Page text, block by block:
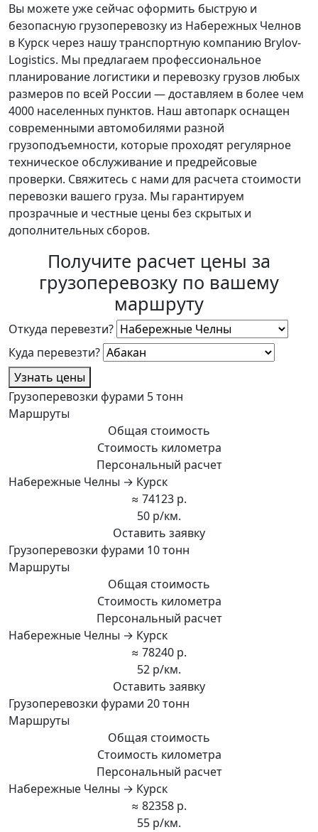
Вы можете уже сейчас оформить быструю и
безопасную грузоперевозку из Набережных Челнов
в Курск через нашу транспортную компанию Brylov-
Logistics. Мы предлагаем профессиональное
планирование логистики и перевозку грузов любых
размеров по всей России — доставляем в более чем
4000 населенных пунктов. Наш автопарк оснащен
современными автомобилями разной
грузоподъемности, которые проходят регулярное
техническое обслуживание и предрейсовые
проверки. Свяжитесь с нами для расчета стоимости
перевозки вашего груза. Мы гарантируем
прозрачные и честные цены без скрытых и
дополнительных сборов.
Получите расчет цены за
грузоперевозку по вашему
маршруту
Откуда перевезти?
Куда перевезти?
Узнать цены
Грузоперевозки фурами 5 тонн
Маршруты
Общая стоимость
Стоимость километра
Персональный расчет
Набережные Челны → Курск
≈ 74123 р.
50 р/км.
Оставить заявку
Грузоперевозки фурами 10 тонн
Маршруты
Общая стоимость
Стоимость километра
Персональный расчет
Набережные Челны → Курск
≈ 78240 р.
52 р/км.
Оставить заявку
Грузоперевозки фурами 20 тонн
Маршруты
Общая стоимость
Стоимость километра
Персональный расчет
Набережные Челны → Курск
≈ 82358 р.
55 р/км.